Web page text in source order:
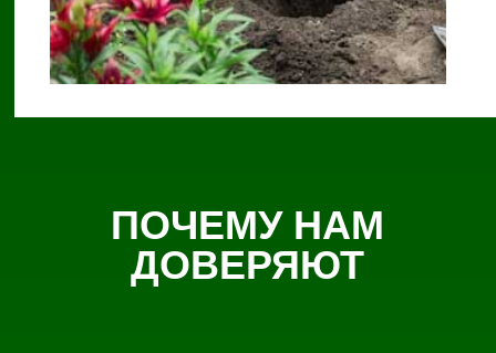
ПОЧЕМУ НАМ
ДОВЕРЯЮТ